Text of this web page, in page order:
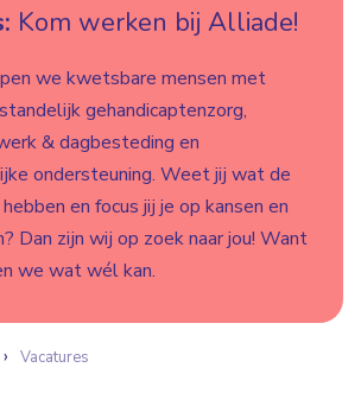
Kom werken bij Alliade!
we kwetsbare mensen met
gehandicaptenzorg,
& dagbesteding en
ondersteuning. Weet jij wat de
en focus jij je op kansen en
Dan zijn wij op zoek naar jou! Want
we wat wél kan.
Vacatures